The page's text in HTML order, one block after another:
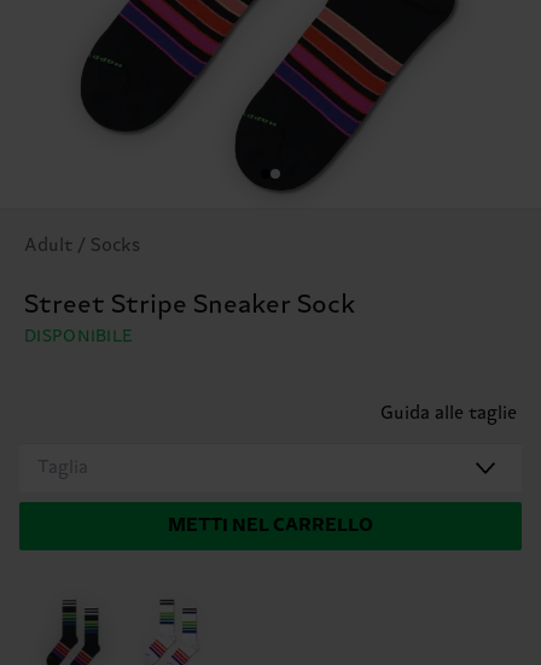
Adult / Socks
Street Stripe Sneaker Sock
DISPONIBILE
Guida alle taglie
Taglia
METTI NEL CARRELLO